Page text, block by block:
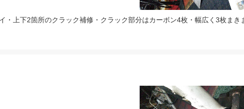
・上下2箇所のクラック補修・クラック部分はカーボン4枚・幅広く3枚ま